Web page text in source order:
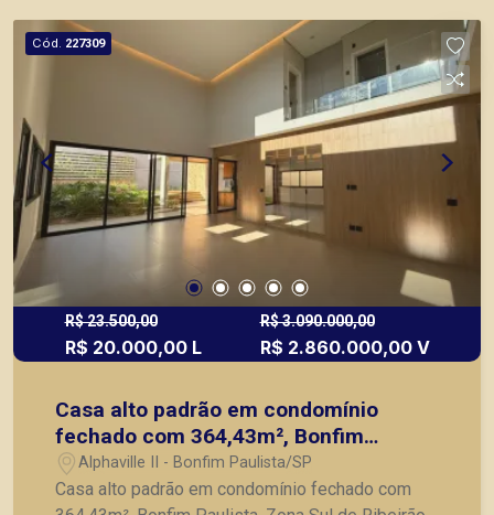
Cód. 227309
R$ 23.500,00
R$ 20.000,00 L
R$ 3.090.000,00
R$ 2.860.000,00 V
Casa alto padrão em condomínio
fechado com 364,43m², Bonfim
Paulista, Zona Sul de Ribeirão
Preto/SP.
Alphaville II - Bonfim Paulista/SP
Casa alto padrão em condomínio fechado com